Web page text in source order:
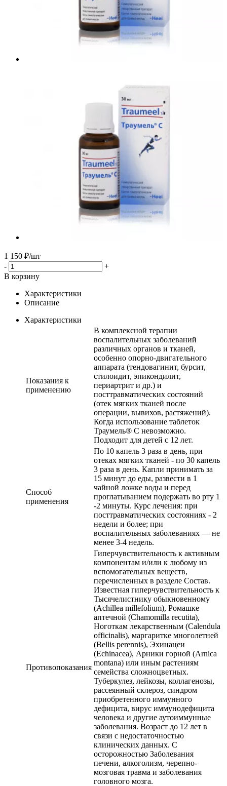
1 150 ₽/шт
-
+
В корзину
Характеристики
Описание
Характеристики
Показания к
применению
В комплексной терапии
воспалительных заболеваний
различных органов и тканей,
особенно опорно-двигательного
аппарата (тендовагинит, бурсит,
стилоидит, эпикондилит,
периартрит и др.) и
посттравматических состояний
(отек мягких тканей после
операции, вывихов, растяжений).
Когда использование таблеток
Траумель® C невозможно.
Подходит для детей с 12 лет.
Способ
применения
По 10 капель 3 раза в день, при
отеках мягких тканей - по 30 капель
3 раза в день. Капли принимать за
15 минут до еды, развести в 1
чайной ложке воды и перед
проглатыванием подержать во рту 1
-2 минуты. Курс лечения: при
посттравматических состояниях - 2
недели и более; при
воспалительных заболеваниях — не
менее 3-4 недель.
Противопоказания
Гиперчувствительность к активным
компонентам и/или к любому из
вспомогательных веществ,
перечисленных в разделе Состав.
Известная гиперчувствительность к
Тысячелистнику обыкновенному
(Achillea millefolium), Ромашке
аптечной (Chamomilla recutita),
Ноготкам лекарственным (Calendula
officinalis), маргаритке многолетней
(Bellis perennis), Эхинацеи
(Echinacea), Арники горной (Arnica
montana) или иным растениям
семейства сложноцветных.
Туберкулез, лейкозы, коллагенозы,
рассеянный склероз, синдром
приобретенного иммунного
дефицита, вирус иммунодефицита
человека и другие аутоиммунные
заболевания. Возраст до 12 лет в
связи с недостаточностью
клинических данных. С
осторожностью Заболевания
печени, алкоголизм, черепно-
мозговая травма и заболевания
головного мозга.